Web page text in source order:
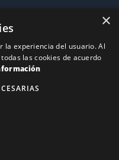
×
la experiencia del usuario. Al
las cookies de acuerdo